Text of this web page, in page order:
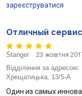
Відгуки
Кредити для
Картки
Відділення і
зареєструватися
Отличный сервис
Stanger
23 жовтня
Відділення за адресою:
Хрещатицька, 13/5-А
Один из самых